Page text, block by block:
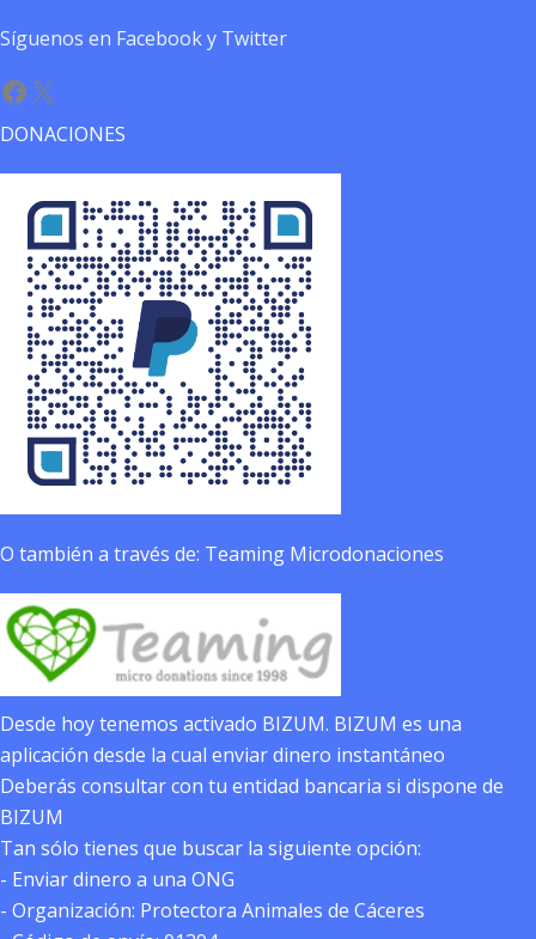
Síguenos en Facebook y Twitter
Facebook
X
DONACIONES
O también a través de: Teaming Microdonaciones
Desde hoy tenemos activado BIZUM. BIZUM es una
aplicación desde la cual enviar dinero instantáneo
Deberás consultar con tu entidad bancaria si dispone de
BIZUM
Tan sólo tienes que buscar la siguiente opción:
- Enviar dinero a una ONG
- Organización: Protectora Animales de Cáceres